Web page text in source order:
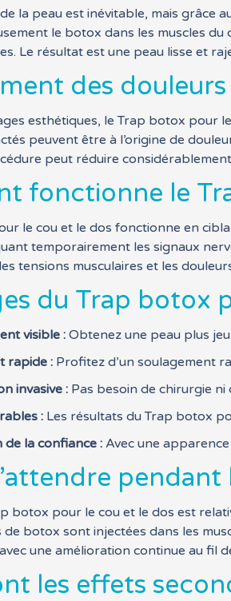
la peau est inévitable, mais
le botox dans les muscles
Le résultat est une peau lisse et
des
esthétiques, le Trap botox pour
peuvent être à l’origine de
peut réduire
fonctionne le
le cou et le dos fonctionne en
temporairement les signaux
tensions musculaires et les
du Trap botox
visible :Obtenez une peau plus
rapide : Profitez d’un soulagement
invasive : Pas besoin de chirurgie
: Les résultats du Trap botox
la confiance : Avec une
pendant
botox pour le cou et le dos est
botox sont injectées dans les
une amélioration continue au fil
les effets